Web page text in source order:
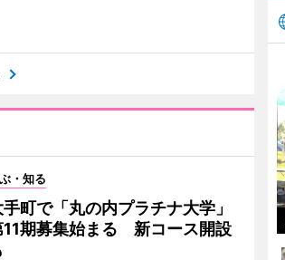
・知る
手町で「丸の内プラチナ大学」
11期募集始まる 新コース開設